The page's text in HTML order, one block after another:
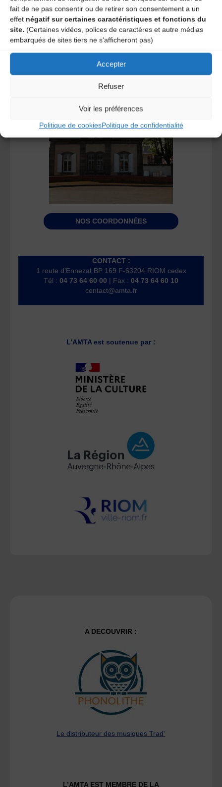
fait de ne pas consentir ou de retirer son consentement a un
effet négatif sur certaines caractéristiques et fonctions du
site. (Certaines vidéos, polices de caractères et autre médias
embarqués de sites tiers ne s'afficheront pas)
Accepter
Refuser
Voir les préférences
Politique de cookiesPolitique de confidentialité
ADHÉREZ À L’AMTA
NOS COORDONNÉES
CONTACT :
1 route d’Ennezat BP 169 F-63204 RIOM cedex
Tél : 04 73 64 60 00 | Fax : 04 73 64 60 10
contact@amta.fr
L’AMTA est soutenue par :
A DECOUVRIR :
Le distributeur des musiques Trad'
L’AMTA EST MEMBRE DE LA